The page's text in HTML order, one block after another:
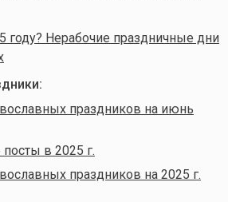
году? Нерабочие праздничные дни
праздников на июнь
в 2025 г.
праздников на 2025 г.